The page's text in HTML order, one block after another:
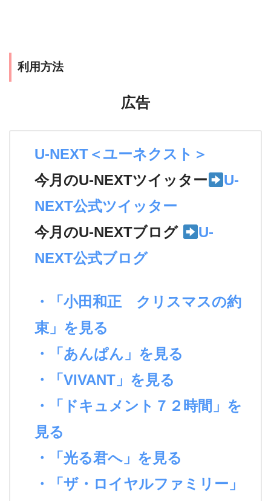
利用方法
広告
U-NEXT＜ユーネクスト＞
今月のU-NEXTツイッター
U-
NEXT公式ツイッター
今月のU-NEXTブログ
U-
NEXT公式ブログ
・「小田和正 クリスマスの約
束」を見る
・「あんぱん」を見る
・「VIVANT」を見る
・「ドキュメント７２時間」を
見る
・「光る君へ」を見る
・「ザ・ロイヤルファミリー」